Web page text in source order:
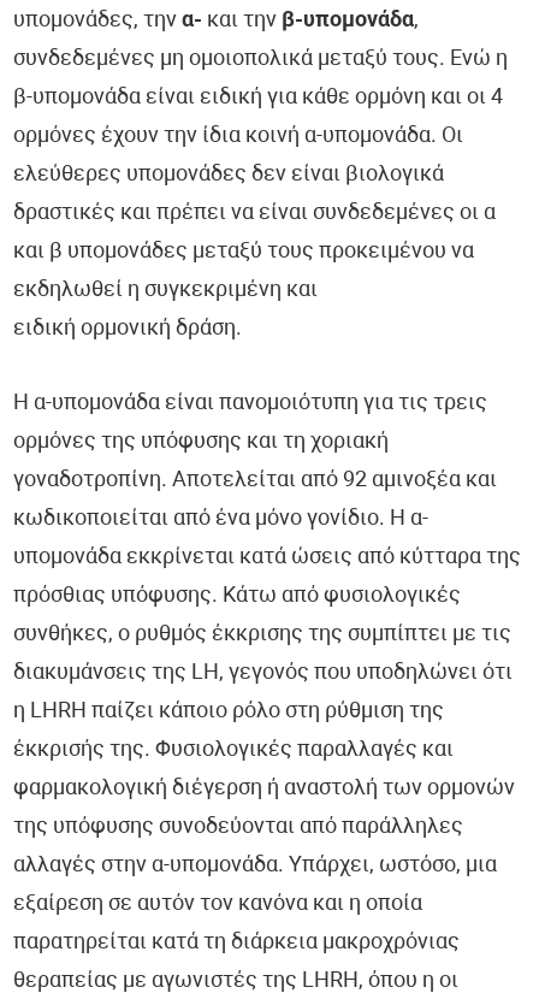
υπομονάδες, τηνα- και την β-υπομονάδα,
συνδεδεμένες μη ομοιοπολικά μεταξύ τους. Ενώ η
β-υπομονάδα είναι ειδική για κάθε ορμόνη και οι 4
ορμόνες έχουν την ίδια κοινή α-υπομονάδα. Οι
ελεύθερες υπομονάδες δεν είναι βιολογικά
δραστικές και πρέπει να είναι συνδεδεμένες οι α
και β υπομονάδες μεταξύ τους προκειμένου να
εκδηλωθεί η συγκεκριμένη και
ειδική ορμονική δράση.
Η α-υπομονάδα είναι πανομοιότυπη για τις τρεις
ορμόνες της υπόφυσης και τη χοριακή
γοναδοτροπίνη. Αποτελείται από 92 αμινοξέα και
κωδικοποιείται από ένα μόνο γονίδιο. Η α-
υπομονάδα εκκρίνεται κατά ώσεις από κύτταρα της
πρόσθιας υπόφυσης. Κάτω από φυσιολογικές
συνθήκες, ο ρυθμός έκκρισης της συμπίπτει με τις
διακυμάνσεις της LH, γεγονός που υποδηλώνει ότι
η LHRH παίζει κάποιο ρόλο στη ρύθμιση της
έκκρισής της. Φυσιολογικές παραλλαγές και
φαρμακολογική διέγερση ή αναστολή των ορμονών
της υπόφυσης συνοδεύονται από παράλληλες
αλλαγές στην α-υπομονάδα. Υπάρχει, ωστόσο, μια
εξαίρεση σε αυτόν τον κανόνα και η οποία
παρατηρείται κατά τη διάρκεια μακροχρόνιας
θεραπείας με αγωνιστές της LHRH, όπου η οι